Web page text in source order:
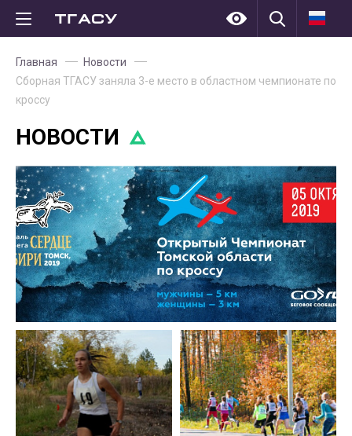
Главная
Новости
Сборная ТГАСУ заняла 3-е место в областном чемпионате по
кроссу
НОВОСТИ